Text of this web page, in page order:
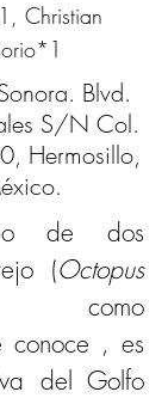
Christian
Blvd.
S/N Col.
Hermosillo,
de dos
(Octopus
conoce , es
del Golfo